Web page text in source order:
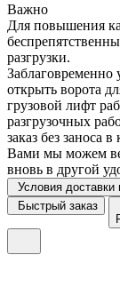
Важно
Для повышения
разгрузки.
Заблаговременно
открыть ворота
грузовой лифт
разгрузочных
заказ без заноса
Вами мы можем
вновь в другой
Условия
Быстрый заказ